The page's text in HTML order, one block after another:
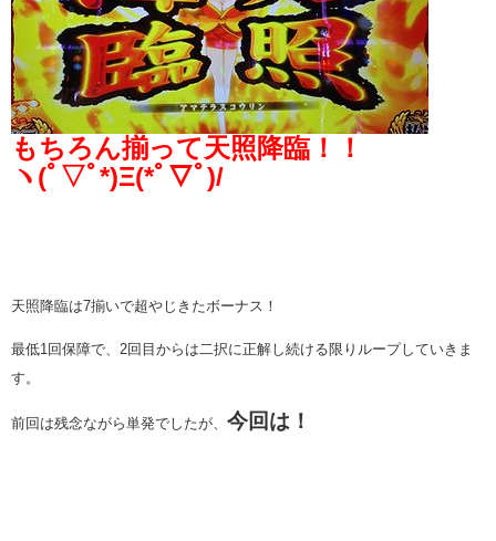
もちろん揃って天照降臨！！
ヽ(ﾟ▽ﾟ*)Ξ(*ﾟ▽ﾟ)/
天照降臨は7揃いで超やじきたボーナス！
最低1回保障で、2回目からは二択に正解し続ける限りループしていきま
す。
前回は残念ながら単発でしたが、 今回は！